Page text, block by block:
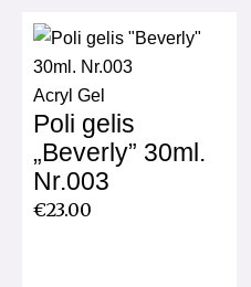
Acryl Gel
Poli gelis
„Beverly” 30ml.
Nr.003
€23.00